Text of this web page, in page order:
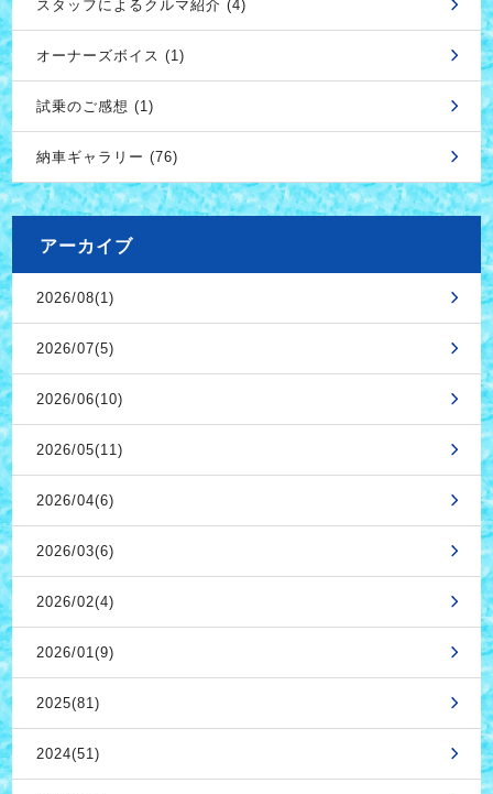
スタッフによるクルマ紹介 (4)
オーナーズボイス (1)
試乗のご感想 (1)
納車ギャラリー (76)
アーカイブ
2026/08(1)
2026/07(5)
2026/06(10)
2026/05(11)
2026/04(6)
2026/03(6)
2026/02(4)
2026/01(9)
2025(81)
2024(51)